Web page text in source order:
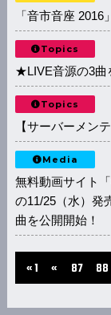
「音市音座 2016
Topics
★LIVE音源の3曲
Topics
【サーバーメン
Media
無料動画サイト
の11/25（水）発
曲を公開開始！
« 1 « 87 88